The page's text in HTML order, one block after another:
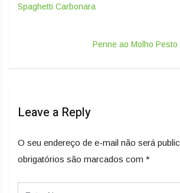
Spaghetti Carbonara
Penne ao Molho Pesto
Leave a Reply
O seu endereço de e-mail não será
obrigatórios são marcados com *